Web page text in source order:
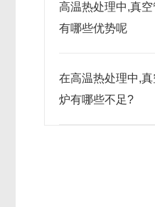
高温热处理中,真
有哪些优势呢
在高温热处理中,
炉有哪些不足?